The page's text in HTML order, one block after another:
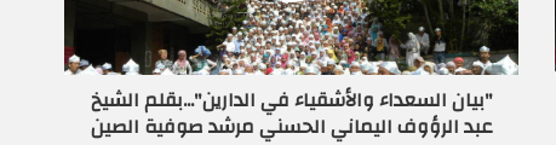
"بيان السعداء والأشقياء في الدارين"...بقلم الشيخ
عبد الرؤوف اليماني الحسني مرشد صوفية الصين